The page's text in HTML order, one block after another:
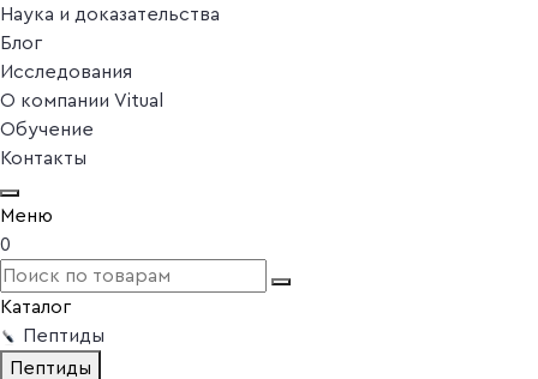
Наука и доказательства
Блог
Исследования
О компании Vitual
Обучение
Контакты
Меню
0
Каталог
Пептиды
Пептиды